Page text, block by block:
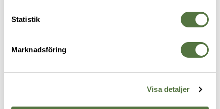
Statistik
Marknadsföring
Visa detaljer